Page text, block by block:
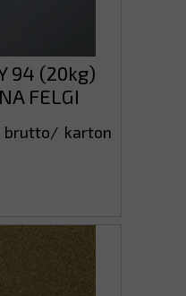
94 (20kg)
FELGI
brutto/ karton